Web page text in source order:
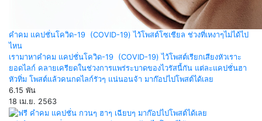
คำคม แคปชั่นโควิด-19 (COVID-19) ไว้โพสต์โซเชียล ช่วงที่เหงาๆไม่ได้ไป
ไหน
เรามาหาคำคม แคปชั่นโควิด-19 (COVID-19) ไว้โพสต์เรียกเสียงหัวเราะ
ยอดไลก์ คลายเครียดในช่วงการแพร่ระบาดของไวรัสนี้กัน แต่ละแคปชั่นฮา
หัวทิ่ม โพสต์แล้วคนกดไลก์รัวๆ แน่นอนจ้า มาก๊อปไปโพสต์ได้เลย
6.15 พัน
18 เม.ย. 2563